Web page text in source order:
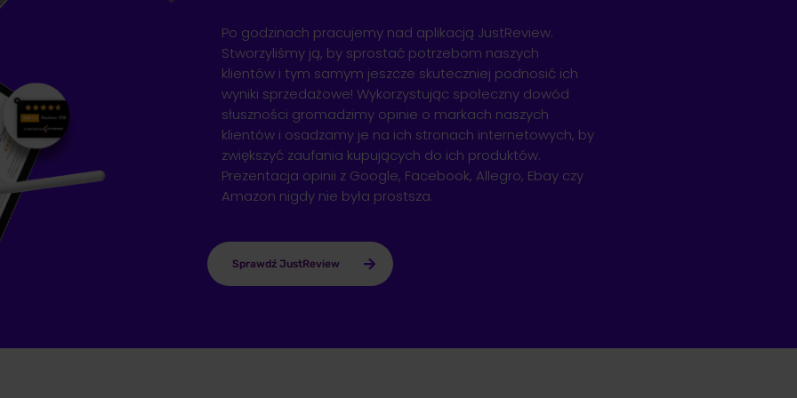
Po godzinach pracujemy nad aplikacją JustReview.
Stworzyliśmy ją, by sprostać potrzebom naszych
klientów i tym samym jeszcze skuteczniej podnosić ich
wyniki sprzedażowe! Wykorzystując społeczny dowód
słuszności gromadzimy opinie o markach naszych
klientów i osadzamy je na ich stronach internetowych, by
zwiększyć zaufania kupujących do ich produktów.
Prezentacja opinii z Google, Facebook, Allegro, Ebay czy
Amazon nigdy nie była prostsza.
Sprawdź JustReview